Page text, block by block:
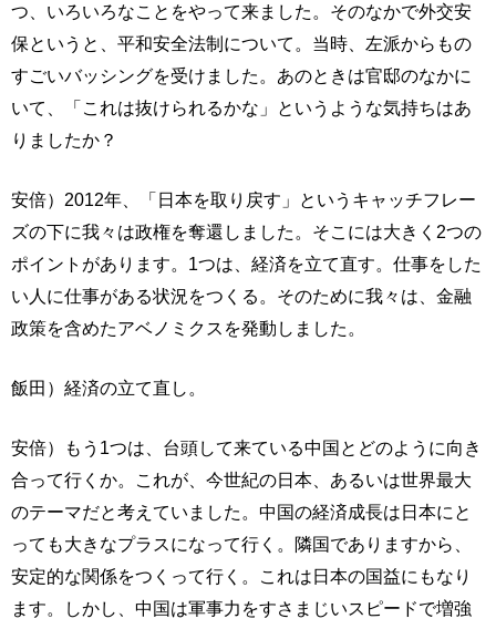
つ、いろいろなことをやって来ました。そのなかで外交安
保というと、平和安全法制について。当時、左派からもの
すごいバッシングを受けました。あのときは官邸のなかに
いて、「これは抜けられるかな」というような気持ちはあ
りましたか？
安倍）2012年、「日本を取り戻す」というキャッチフレー
ズの下に我々は政権を奪還しました。そこには大きく2つの
ポイントがあります。1つは、経済を立て直す。仕事をした
い人に仕事がある状況をつくる。そのために我々は、金融
政策を含めたアベノミクスを発動しました。
飯田）経済の立て直し。
安倍）もう1つは、台頭して来ている中国とどのように向き
合って行くか。これが、今世紀の日本、あるいは世界最大
のテーマだと考えていました。中国の経済成長は日本にと
っても大きなプラスになって行く。隣国でありますから、
安定的な関係をつくって行く。これは日本の国益にもなり
ます。しかし、中国は軍事力をすさまじいスピードで増強